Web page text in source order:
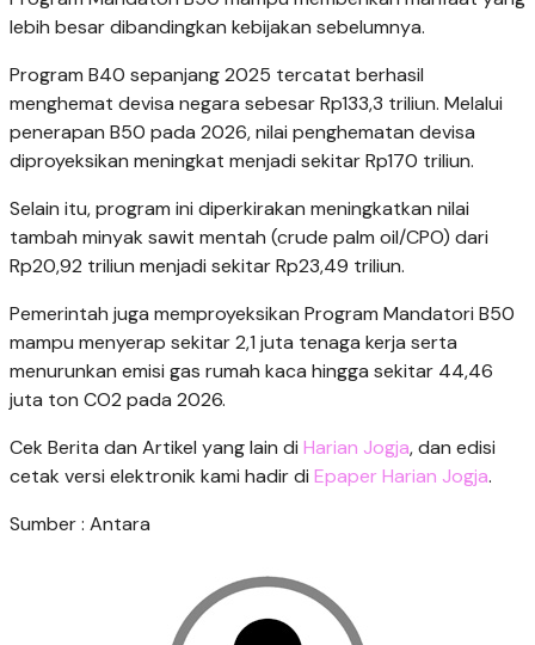
lebih besar dibandingkan kebijakan sebelumnya.
Program B40 sepanjang 2025 tercatat berhasil
menghemat devisa negara sebesar Rp133,3 triliun. Melalui
penerapan B50 pada 2026, nilai penghematan devisa
diproyeksikan meningkat menjadi sekitar Rp170 triliun.
Selain itu, program ini diperkirakan meningkatkan nilai
tambah minyak sawit mentah (crude palm oil/CPO) dari
Rp20,92 triliun menjadi sekitar Rp23,49 triliun.
Pemerintah juga memproyeksikan Program Mandatori B50
mampu menyerap sekitar 2,1 juta tenaga kerja serta
menurunkan emisi gas rumah kaca hingga sekitar 44,46
juta ton CO2 pada 2026.
Cek Berita dan Artikel yang lain di Harian Jogja, dan edisi
cetak versi elektronik kami hadir di Epaper Harian Jogja.
Sumber : Antara